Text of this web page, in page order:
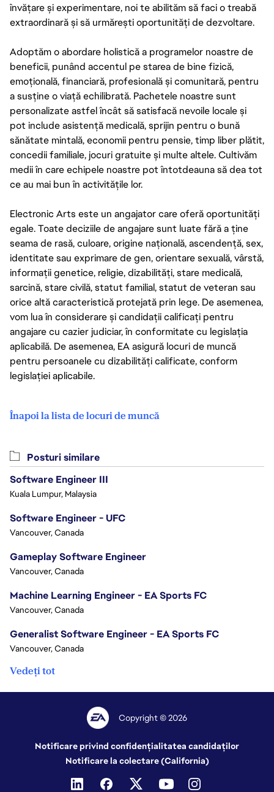
învățare și experimentare, noi te abilităm să faci o treabă
extraordinară și să urmărești oportunități de dezvoltare.
Adoptăm o abordare holistică a programelor noastre de
beneficii, punând accentul pe starea de bine fizică,
emoțională, financiară, profesională și comunitară, pentru
a susține o viață echilibrată. Pachetele noastre sunt
personalizate astfel încât să satisfacă nevoile locale și
pot include asistență medicală, sprijin pentru o bună
sănătate mintală, economii pentru pensie, timp liber plătit,
concedii familiale, jocuri gratuite și multe altele. Cultivăm
medii în care echipele noastre pot întotdeauna să dea tot
ce au mai bun în activitățile lor.
Electronic Arts este un angajator care oferă oportunități
egale. Toate deciziile de angajare sunt luate fără a ține
seama de rasă, culoare, origine națională, ascendență, sex,
identitate sau exprimare de gen, orientare sexuală, vârstă,
informații genetice, religie, dizabilități, stare medicală,
sarcină, stare civilă, statut familial, statut de veteran sau
orice altă caracteristică protejată prin lege. De asemenea,
vom lua în considerare și candidații calificați pentru
angajare cu cazier judiciar, în conformitate cu legislația
aplicabilă. De asemenea, EA asigură locuri de muncă
pentru persoanele cu dizabilități calificate, conform
legislației aplicabile.
Înapoi la lista de locuri de muncă
Posturi similare
Software Engineer III
Kuala Lumpur, Malaysia
Software Engineer - UFC
Vancouver, Canada
Gameplay Software Engineer
Vancouver, Canada
Machine Learning Engineer - EA Sports FC
Vancouver, Canada
Generalist Software Engineer - EA Sports FC
Vancouver, Canada
Vedeți tot
Copyright © 2026
Notificare privind confidențialitatea candidaților
Notificare la colectare (California)